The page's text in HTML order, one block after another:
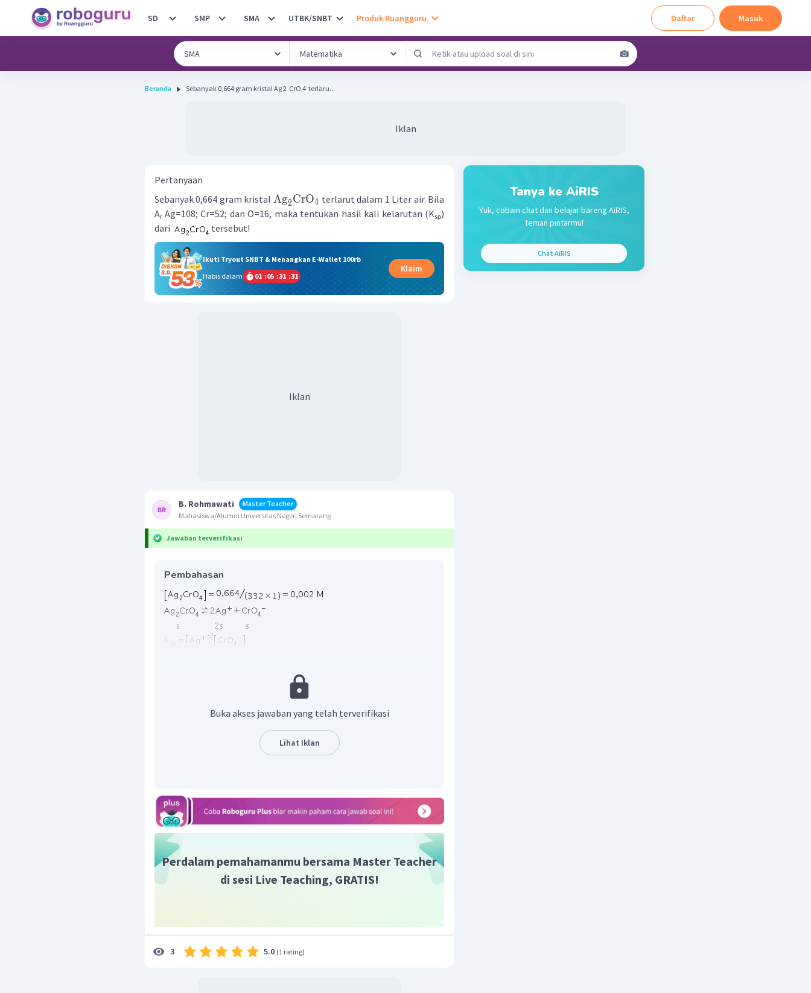
SD SMP SMA UTBK/SNBT Produk Ruangguru Daftar Masuk
Beranda Sebanyak 0,664 gram kristal Ag 2 ​ CrO 4 ​ terlaru...
Iklan
Pertanyaan
Sebanyak 0,664 gram kristal Ag2CrO4 terlarut dalam 1 Liter air. Bila
Ar Ag=108; Cr=52; dan O=16, maka tentukan hasil kali kelarutan (Ksp)
dari
tersebut!
Ikuti Tryout SNBT & Menangkan E-Wallet 100rb
Habis dalam
01 :05 :31 :31
Klaim
Iklan
B. Rohmawati
Master Teacher
Mahasiswa/Alumni Universitas Negeri Semarang
Jawaban terverifikasi
Pembahasan
Dengan demikian, maka jawaban yang tepat adalah sesuai
Buka akses jawaban yang telah terverifikasi
Lihat Iklan
Perdalam pemahamanmu bersama Master Teacher
di sesi Live Teaching, GRATIS!
3 5.0 (1 rating)
Tanya ke AiRIS
Yuk, cobain chat dan belajar bareng AiRIS,
teman pintarmu!
Chat AiRIS